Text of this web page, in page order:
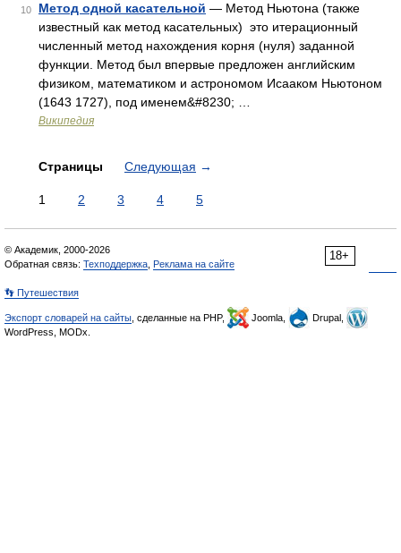
10 Метод одной касательной — Метод Ньютона (также
известный как метод касательных) это итерационный
численный метод нахождения корня (нуля) заданной
функции. Метод был впервые предложен английским
физиком, математиком и астрономом Исааком Ньютоном
(1643 1727), под именем&#8230; …
Википедия
Страницы Следующая →
1 2 3 4 5
18+
© Академик, 2000-2026
Обратная связь: Техподдержка Реклама на сайте
👣 Путешествия
Экспорт словарей на сайты , сделанные на PHP, Joomla,
Drupal,
WordPress, MODx.